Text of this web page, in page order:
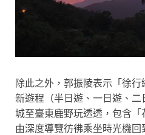
除此之外，郭振陵表示「徐行
新遊程（半日遊、一日遊、
城至臺東鹿野玩透透，包含
由深度導覽彷彿乘坐時光機回